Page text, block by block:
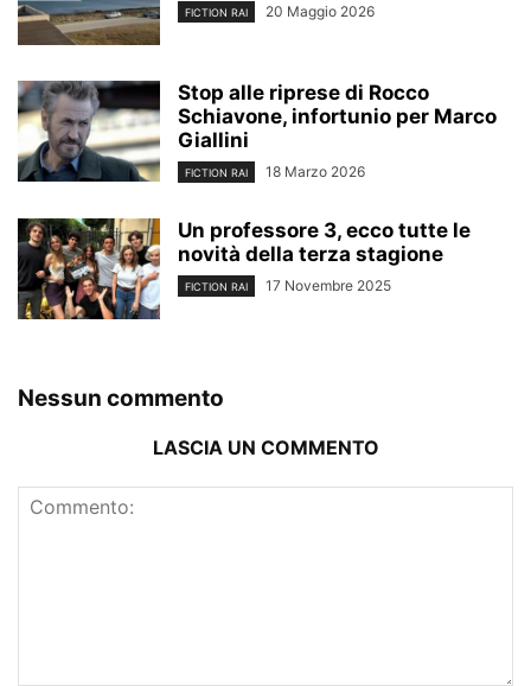
FICTION RAI 20 Maggio 2026
Stop alle riprese di Rocco
Schiavone, infortunio per Marco
Giallini
FICTION RAI 18 Marzo 2026
Un professore 3, ecco tutte le
novità della terza stagione
FICTION RAI 17 Novembre 2025
Nessun commento
LASCIA UN COMMENTO